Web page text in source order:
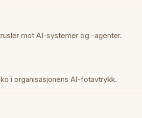
mot AI-systemer og -agenter.
i organisasjonens AI-fotavtrykk.